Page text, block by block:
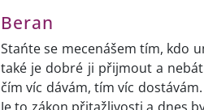
Beran
Stańte se mecenášem tím, kdo
také je dobré ji přijmout a
čím víc dávám, tím víc